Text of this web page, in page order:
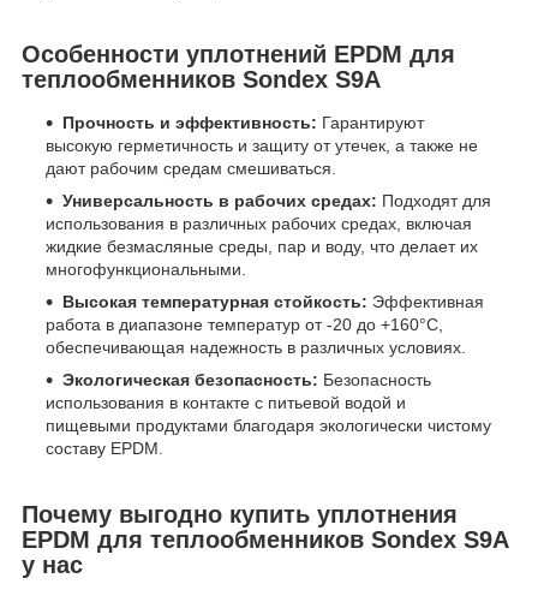
Особенности уплотнений EPDM для
теплообменников Sondex S9A
Прочность и эффективность: Гарантируют
высокую герметичность и защиту от утечек, а также не
дают рабочим средам смешиваться.
Универсальность в рабочих средах: Подходят для
использования в различных рабочих средах, включая
жидкие безмасляные среды, пар и воду, что делает их
многофункциональными.
Высокая температурная стойкость: Эффективная
работа в диапазоне температур от -20 до +160°C,
обеспечивающая надежность в различных условиях.
Экологическая безопасность: Безопасность
использования в контакте с питьевой водой и
пищевыми продуктами благодаря экологически чистому
составу EPDM.
Почему выгодно купить уплотнения
EPDM для теплообменников Sondex S9A
у нас